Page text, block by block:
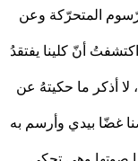
المتحرّكة وعن
أنّ كلينا يفتقدُ
ما حكيتهُ عن
بيدي وأرسم به